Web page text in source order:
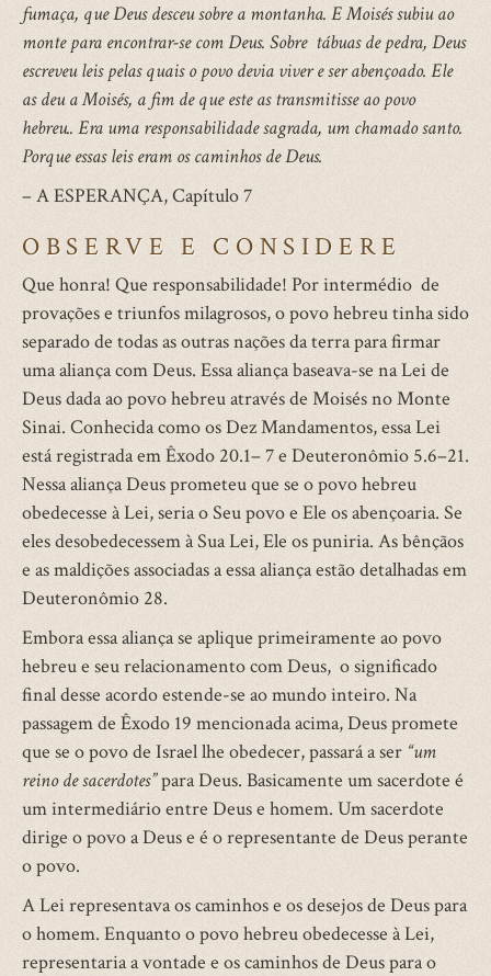
fumaça, que Deus desceu sobre a montanha. E Moisés subiu ao
monte para encontrar-se com Deus. Sobre tábuas de pedra, Deus
escreveu leis pelas quais o povo devia viver e ser abençoado. Ele
as deu a Moisés, a fim de que este as transmitisse ao povo
hebreu.. Era uma responsabilidade sagrada, um chamado santo.
Porque essas leis eram os caminhos de Deus.
– A ESPERANÇA, Capítulo 7
OBSERVE E CONSIDERE
Que honra! Que responsabilidade! Por intermédio de
provações e triunfos milagrosos, o povo hebreu tinha sido
separado de todas as outras nações da terra para firmar
uma aliança com Deus. Essa aliança baseava-se na Lei de
Deus dada ao povo hebreu através de Moisés no Monte
Sinai. Conhecida como os Dez Mandamentos, essa Lei
está registrada em Êxodo 20.1– 7 e Deuteronômio 5.6–21.
Nessa aliança Deus prometeu que se o povo hebreu
obedecesse à Lei, seria o Seu povo e Ele os abençoaria. Se
eles desobedecessem à Sua Lei, Ele os puniria. As bênçãos
e as maldições associadas a essa aliança estão detalhadas em
Deuteronômio 28.
Embora essa aliança se aplique primeiramente ao povo
hebreu e seu relacionamento com Deus, o significado
final desse acordo estende-se ao mundo inteiro. Na
passagem de Êxodo 19 mencionada acima, Deus promete
que se o povo de Israel lhe obedecer, passará a ser “um
reino de sacerdotes”para Deus. Basicamente um sacerdote é
um intermediário entre Deus e homem. Um sacerdote
dirige o povo a Deus e é o representante de Deus perante
o povo.
A Lei representava os caminhos e os desejos de Deus para
o homem. Enquanto o povo hebreu obedecesse à Lei,
representaria a vontade e os caminhos de Deus para o